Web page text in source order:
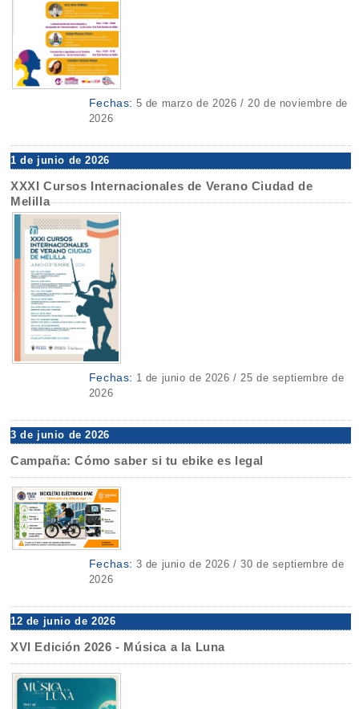
Fechas: 5 de marzo de 2026 / 20 de noviembre de
2026
1 de junio de 2026
XXXI Cursos Internacionales de Verano Ciudad de
Melilla
Fechas: 1 de junio de 2026 / 25 de septiembre de
2026
3 de junio de 2026
Campaña: Cómo saber si tu ebike es legal
Fechas: 3 de junio de 2026 / 30 de septiembre de
2026
12 de junio de 2026
XVI Edición 2026 - Música a la Luna